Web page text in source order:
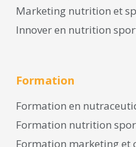
Marketing nutrition et
Innover en nutrition
Formation
Formation en
Formation nutrition
Formation marketing et